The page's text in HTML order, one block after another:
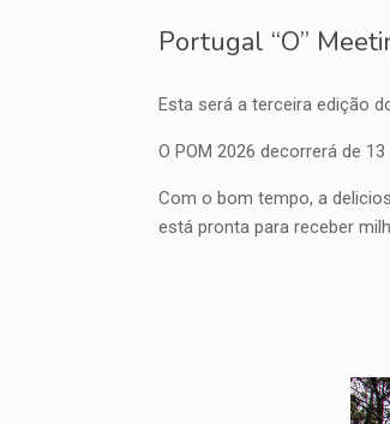
Portugal “O”
Esta será a terceira edição
O POM 2026 decorrerá de
Com o bom tempo, a
está pronta para receber